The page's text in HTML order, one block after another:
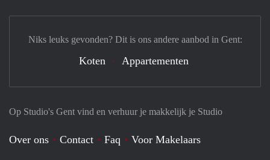
Op Studio's Gent vind en verhuur je makkelijk je Studio
Over ons Contact Faq
Voor Makelaars
Niks leuks gevonden? Dit is ons andere aanbod in Gent:
Koten Appartementen